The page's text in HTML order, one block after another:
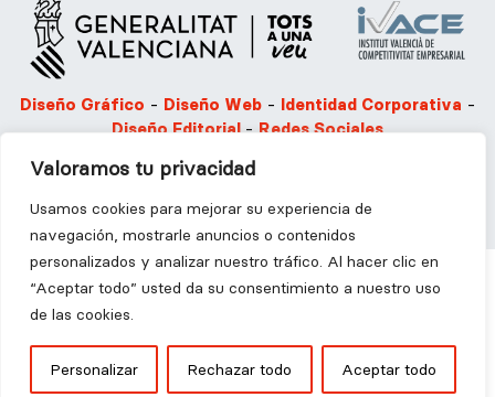
Valoramos tu privacidad
Usamos cookies para mejorar su experiencia de
navegación, mostrarle anuncios o contenidos
personalizados y analizar nuestro tráfico. Al hacer clic en
“Aceptar todo” usted da su consentimiento a nuestro uso
de las cookies.
Personalizar Rechazar todo Aceptar todo
Diseño Gráfico - Diseño Web - Identidad Corporativa -
Diseño Editorial - Redes Sociales
Aviso legal Política de privacidad Política de Cookies
2025 © Ángel Martínez Disseny i Comunicació S.L | Todos
los derechos reservados